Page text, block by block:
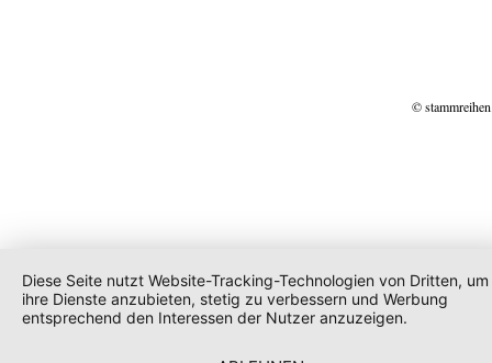
©
Diese Seite nutzt Website-Tracking-Technologien von Dritten, um
ihre Dienste anzubieten, stetig zu verbessern und Werbung
entsprechend den Interessen der Nutzer anzuzeigen.